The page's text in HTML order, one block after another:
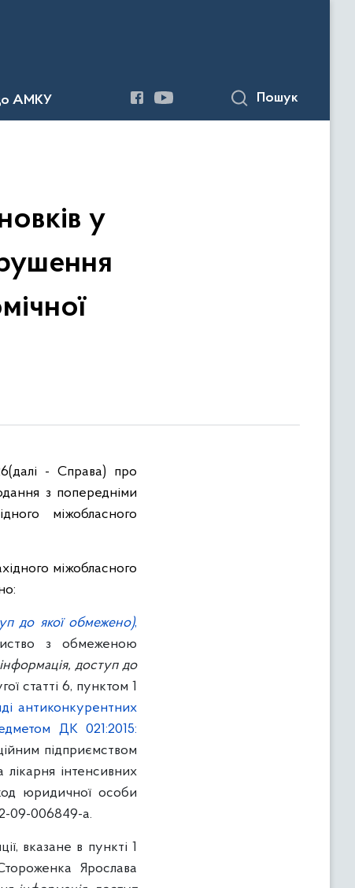
АМКУ Пошук
у
(далі - Справа) про
з попередніми
міжобласного
міжобласного
до якої обмежено),
з обмеженою
інформація, доступ до
статті 6, пунктом 1
антиконкурентних
ДК 021:2015:
підприємством
лікарня інтенсивних
юридичної особи
09-006849-a.
вказане в пункті 1
Ярослава